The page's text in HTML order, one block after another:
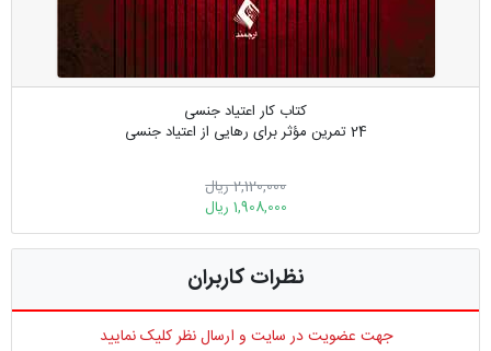
کتاب کار اعتیاد جنسی
24 تمرین مؤثر برای رهایی از اعتیاد جنسی
2,120,000 ریال
1,908,000 ریال
نظرات کاربران
جهت عضویت در سایت و ارسال نظر کلیک نمایید